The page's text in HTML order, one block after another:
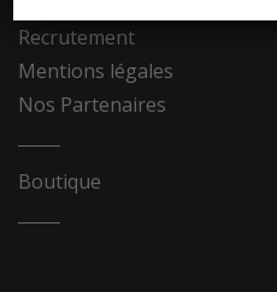
Recrutement
Mentions légales
Nos Partenaires
Boutique